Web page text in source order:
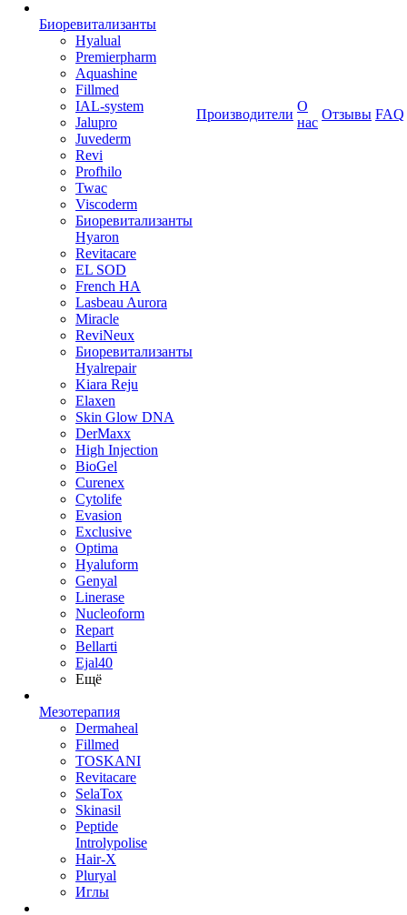
Биоревитализанты
Hyalual
Premierpharm
Aquashine
Fillmed
IAL-system
Jalupro
Juvederm
Revi
Profhilo
Twac
Viscoderm
Биоревитализанты
Hyaron
Revitacare
EL SOD
French HA
Lasbeau Aurora
Miracle
ReviNeux
Биоревитализанты
Hyalrepair
Kiara Reju
Elaxen
Skin Glow DNA
DerMaxx
High Injection
BioGel
Curenex
Cytolife
Evasion
Exclusive
Optima
Hyaluform
Genyal
Linerase
Nucleoform
Repart
Bellarti
Ejal40
Ещё
Мезотерапия
Dermaheal
Fillmed
TOSKANI
Revitacare
SelaTox
Skinasil
Peptide
Introlypolise
Hair-X
Pluryal
Иглы
Производители
О
нас
Отзывы FAQ